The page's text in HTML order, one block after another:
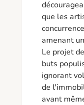
que les
amenant
Le projet
buts
ignorant
de
avant